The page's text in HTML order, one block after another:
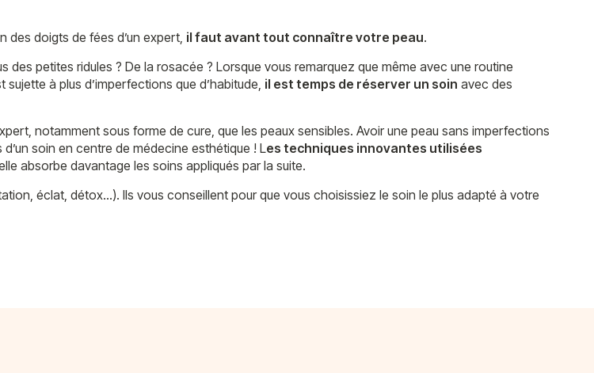
doigts de fées d’un expert, il faut avant tout connaître votre peau.
petites ridules ? De la rosacée ? Lorsque vous remarquez que même avec une routine
à plus d’imperfections que d’habitude, il est temps de réserver un soin avec des
notamment sous forme de cure, que les peaux sensibles. Avoir une peau sans imperfections
soin en centre de médecine esthétique ! Les techniques innovantes utilisées
absorbe davantage les soins appliqués par la suite.
éclat, détox…). Ils vous conseillent pour que vous choisissiez le soin le plus adapté à votre